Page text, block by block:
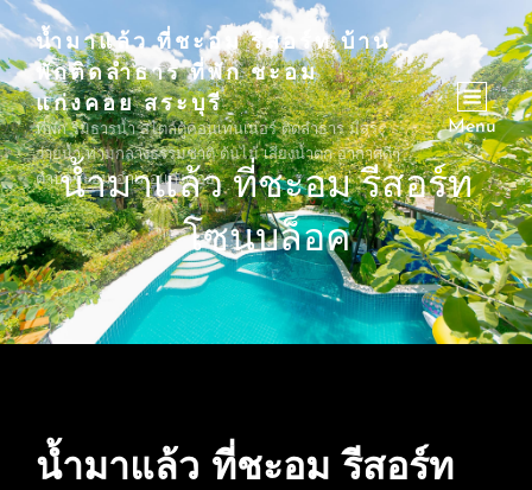
น้ำมาแล้ว ที่ชะอม รีสอร์ท บ้าน
พักติดลำธาร ที่พัก ชะอม
แก่งคอย สระบุรี
ที่พัก ริมธารน้ำ สไตล์ตู้คอนเทนเนอร์ ติดลำธาร มีสระ
ว่ายน้ำ ท่ามกลางธรรมชาติ ต้นไม้ เสียงน้ำตก อากาศดีๆ
ตำบลชะอม อำเภอแก่งคอย
Menu
น้ำมาแล้ว ที่ชะอม รีสอร์ท
โซนบล็อค
น้ำมาแล้ว ที่ชะอม รีสอร์ท